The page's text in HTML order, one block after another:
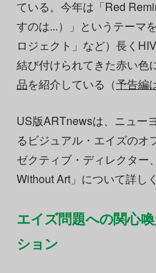
ている。今年は「Red
すのは...）」というテーマ
ロジェクト」など）長く
結び付けられてきた赤い色
品を紹介している（予告編
US版ARTnewsは、ニュー
るビジュアル・エイズのオ
ゼクティブ・ディレクター
Without Art」について詳し
エイズ問題への関心
ション